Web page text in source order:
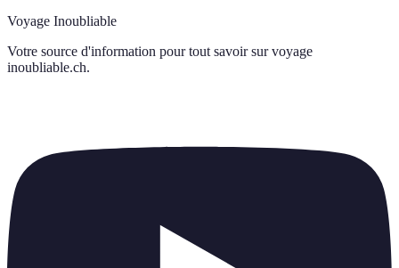
Voyage Inoubliable
Votre source d'information pour tout savoir sur voyage
inoubliable.ch.